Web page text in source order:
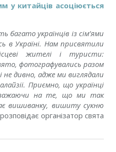
у китайців асоціюється
багато українців із сім’ями
в Україні. Нам присвятили
жителі і туристи:
фотографувались разом
не дивно, адже ми виглядали
Приємно, що українці
на те, що ми так
вишиванку, вишиту сукню
організатор свята